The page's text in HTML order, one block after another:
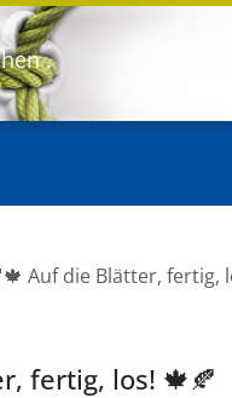
.
Auf die Blätter, fertig,
fertig, los! 🍁🍂